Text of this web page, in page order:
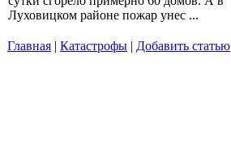
Луховицком районе пожар унес ...
Главная | Катастрофы | Добавить статью